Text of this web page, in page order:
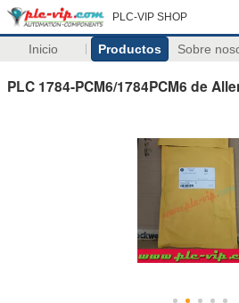
PLC-VIP SHOP
Inicio Productos Sobre
PLC 1784-PCM6/1784PCM6 de